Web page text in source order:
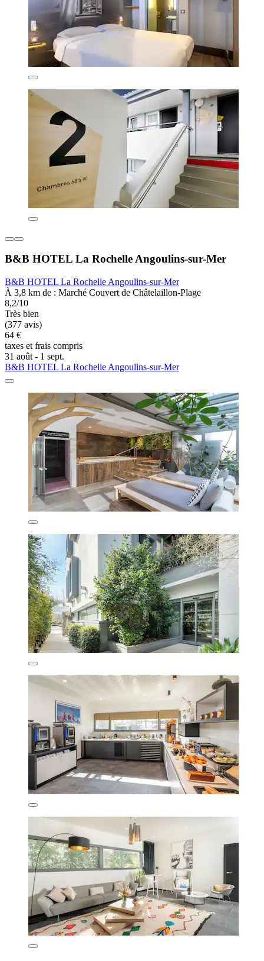
B&B HOTEL La Rochelle Angoulins-sur-Mer
B&B HOTEL La Rochelle Angoulins-sur-Mer
À 3,8 km de : Marché Couvert de Châtelaillon-Plage
8,2/10
Très bien
(377 avis)
64 €
taxes et frais compris
31 août - 1 sept.
B&B HOTEL La Rochelle Angoulins-sur-Mer